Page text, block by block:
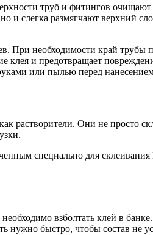
труб и фитингов
и слегка размягчают верхний
При необходимости край трубы
клея и предотвращает
или пылью перед
растворители. Они не просто
специально для
взболтать клей в
быстро, чтобы состав не